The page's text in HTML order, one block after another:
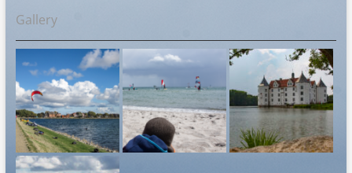
Gallery